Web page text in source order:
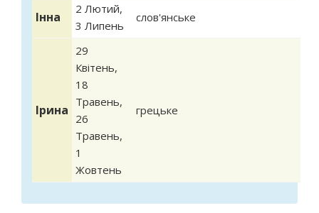
Інна
2 Лютий,
3 Липень
слов'янське
Ірина
29
Квітень,
18
Травень,
26
Травень,
1
Жовтень
грецьке